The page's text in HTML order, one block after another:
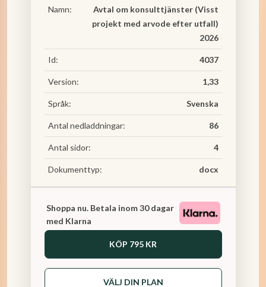
Namn:
Avtal om konsulttjänster (Visst
projekt med arvode efter utfall)
2026
Id: 4037
Version: 1,33
Språk: Svenska
Antal nedladdningar: 86
Antal sidor: 4
Dokumenttyp: docx
Shoppa nu. Betala inom 30 dagar
med Klarna
KÖP 795 KR
VÄLJ DIN PLAN